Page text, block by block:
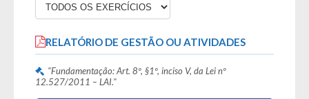
RELATÓRIO DE GESTÃO OU ATIVIDADES
"Fundamentação: Art. 8º, §1º, inciso V, da Lei nº
12.527/2011 – LAI."
Acessibilidade
Tamanho da fonte:
Gerenciador
Webmail
Digite apenas o "usuário" sem @dominio!
Contatos e Endereço